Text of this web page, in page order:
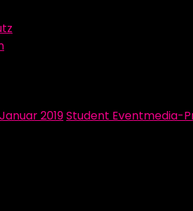
2019Author
Student Eventmedia-